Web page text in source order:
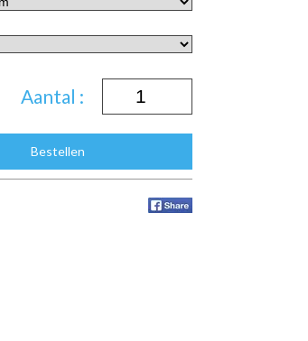
Aantal :
Bestellen